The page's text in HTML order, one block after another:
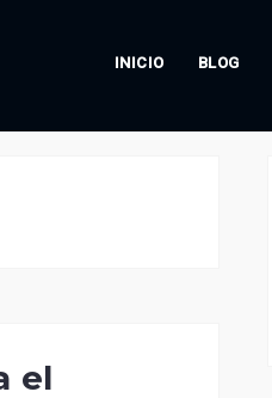
INICIO BLOG
el